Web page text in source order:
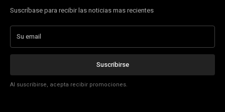
Suscríbase para recibir las noticias mas recientes
Suscribirse
Al suscribirse, acepta recibir promociones.